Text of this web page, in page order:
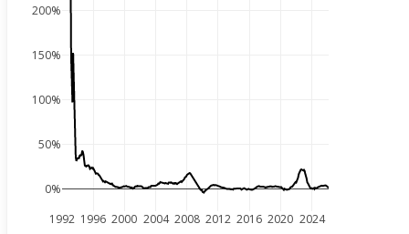
1992 1996 2000 2004 2008 2012 2016 2020 2024
0%
50%
100%
150%
200%